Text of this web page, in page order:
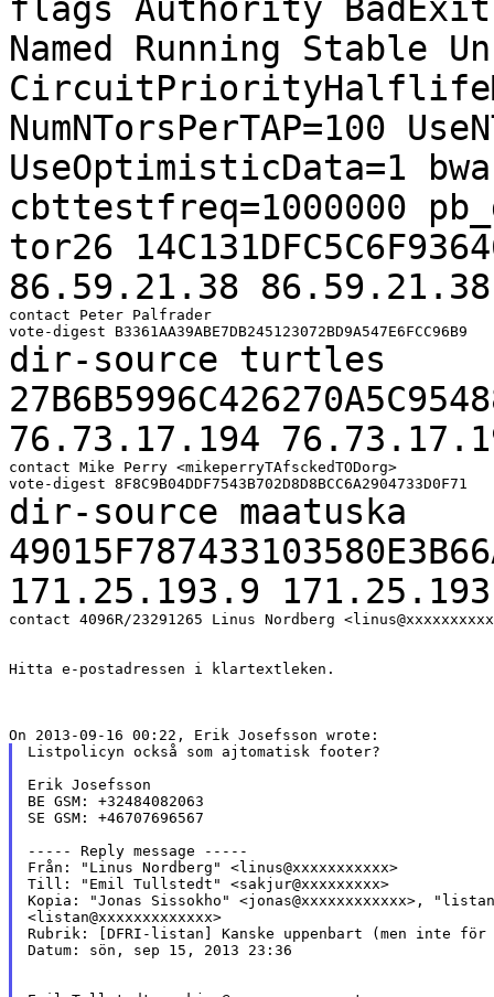
flags Authority
Named Running Stable
NumNTorsPerTAP=100
UseOptimisticData=1
cbttestfreq=1000000
tor26
86.59.21.38
contact Peter Palfrader
dir-source turtles
76.73.17.194
contact Mike Perry <mikeperryTAfsckedTODorg>
dir-source maatuska
171.25.193.9
contact 4096R/23291265 Linus Nordberg
Hitta e-postadressen i klartextleken.
Listpolicyn också som ajtomatisk footer?
Erik Josefsson
BE GSM: +32484082063
SE GSM: +46707696567
----- Reply message -----
Från: "Linus Nordberg" <linus@xxxxxxxxxxx>
Till: "Emil Tullstedt" <sakjur@xxxxxxxxx>
Kopia: "Jonas Sissokho" <jonas@xxxxxxxxxxxx>,
<listan@xxxxxxxxxxxxx>
Rubrik: [DFRI-listan] Kanske uppenbart (men inte för
Datum: sön, sep 15, 2013 23:36